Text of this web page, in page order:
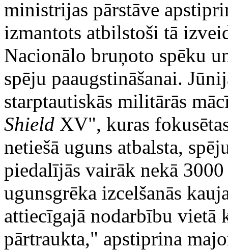
ministrijas pārstāve
izmantots atbilstoši tā
Nacionālo bruņoto spēku
spēju paaugstināšanai.
starptautiskās militārās
Shield XV", kuras
netiešā uguns atbalsta,
piedalījās vairāk nekā
ugunsgrēka izcelšanās
attiecīgajā nodarbību vietā
pārtraukta," apstiprina